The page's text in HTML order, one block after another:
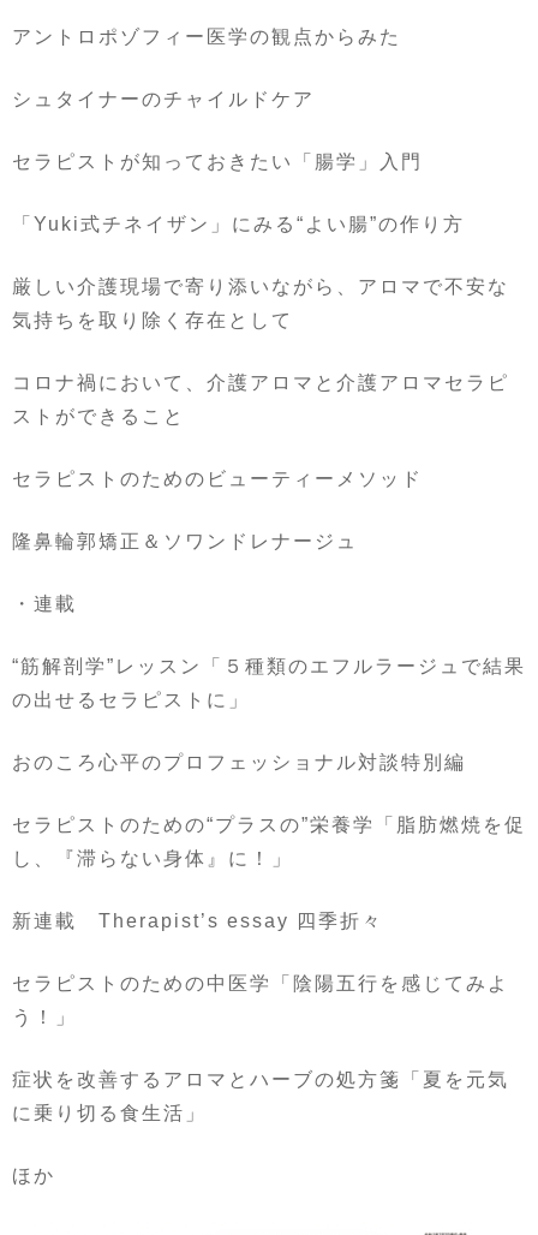
アントロポゾフィー医学の観点からみた
シュタイナーのチャイルドケア
セラピストが知っておきたい「腸学」入門
「 Yuki式チネイザン」にみる “ よい腸”の作り方
厳しい介護現場で寄り添いながら、アロマで不安な
気持ちを取り除く存在として
コロナ禍において、介護アロマと介護アロマセラピ
ストができること
セラピストのためのビューティーメソッド
隆鼻輪郭矯正＆ソワンドレナージュ
・連載
“筋解剖学” レッスン「５種類のエフルラージュで結果
の出せるセラピストに」
おのころ心平のプロフェッショナル対談特別編
セラピストのための“プラスの”栄養学「脂肪燃焼を促
し、『滞らない身体』に！」
新連載 Therapist’s essay 四季折々
セラピストのための中医学「陰陽五行を感じてみよ
う！」
症状を改善するアロマとハーブの処方箋「夏を元気
に乗り切る食生活」
ほか